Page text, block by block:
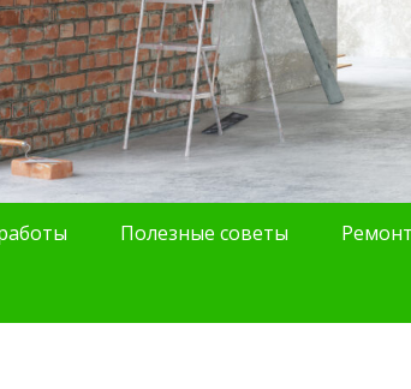
Полезные советы Ремонт